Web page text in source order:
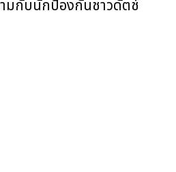
มกับนักป้องกันชาวดัตช์